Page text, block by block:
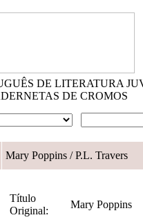
DE LITERATURA
DE CROMOS
Mary Poppins/ P.L. Travers
Título
Original:
Mary Poppins